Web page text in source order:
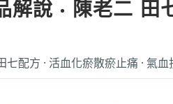
解說 · 陳老二 田
七配方 · 活血化瘀散瘀止痛 · 氣